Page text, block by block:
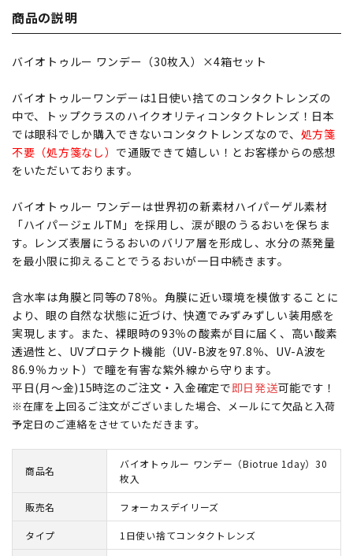
商品の説明
バイオトゥルー ワンデー（30枚入）×4箱セット
バイオトゥルーワンデーは1日使い捨てのコンタクトレンズの
中で、トップクラスのハイクオリティコンタクトレンズ！日本
では眼科でしか購入できないコンタクトレンズなので、 処方箋
不要（処方箋なし） で通販できて嬉しい！とお客様からの感想
をいただいております。
バイオトゥルー ワンデーは世界初の新素材ハイパーゲル素材
「ハイパージェルTM」を採用し、涙が眼のうるおいを保ちま
す。レンズ表層にうるおいのバリア層を形成し、水分の蒸発量
を最小限に抑えることでうるおいが一日中続きます。
含水率は角膜と同等の78％。角膜に近い環境を模倣することに
より、眼の自然な状態に近づけ、快適でみずみずしい装用感を
実現します。また、裸眼時の93％の酸素が目に届く、高い酸素
透過性と、UVプロテクト機能（UV-B波を97.8％、UV-A波を
86.9％カット）で瞳を有害な紫外線から守ります。
平日(月～金)15時迄のご注文・入金確定で即日発送可能です！
※在庫を上回るご注文がございました場合、メールにて欠品と入荷
予定日のご連絡をさせていただきます。
商品名
バイオトゥルー ワンデー（Biotrue 1day）30
枚入
販売名 フォーカスデイリーズ
タイプ 1日使い捨てコンタクトレンズ